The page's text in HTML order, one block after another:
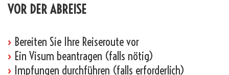
VOR DER ABREISE
› Bereiten Sie Ihre Reiseroute vor
› Ein Visum beantragen (falls nötig)
› Impfungen durchführen (falls erforderlich)